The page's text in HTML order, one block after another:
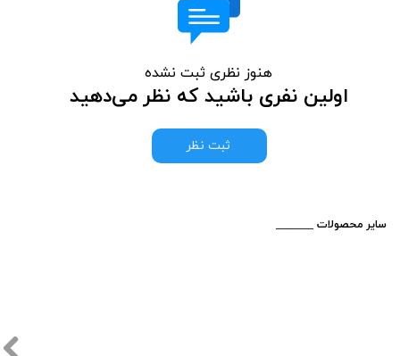
هنوز نظری ثبت نشده
اولین نفری باشید که نظر می‌دهید
ثبت نظر
​_______ سایر محصولات